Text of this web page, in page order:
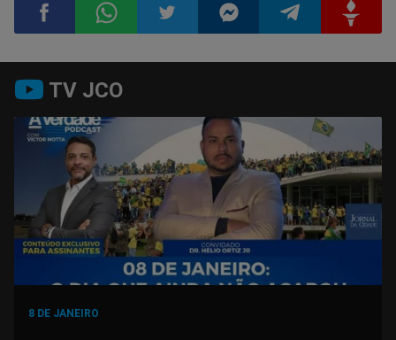
Compartilhar
no
Facebook
no
Whatsapp
no
Twitter
no
Messenger
no
Telegram
no
Gettr
TV JCO
8 DE JANEIRO